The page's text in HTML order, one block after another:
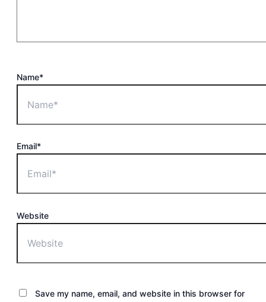
Name*
Email*
Website
Save my name, email, and website in this browser for